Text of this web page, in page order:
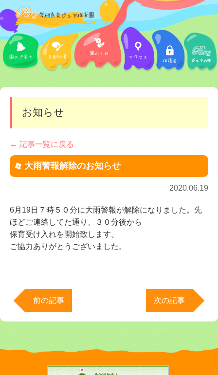
お知らせ
← 記事一覧に戻る
大雨警報解除のお知らせ
2020.06.19
6月19日７時５０分に大雨警報が解除になりました。先
ほどご連絡してた通り、３０分後から
保育受け入れを開始致します。
ご協力ありがとうございました。
前の記事 次の記事